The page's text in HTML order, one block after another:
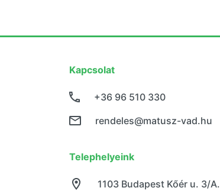
Kapcsolat
+36 96 510 330
rendeles@matusz-vad.hu
Telephelyeink
1103 Budapest Kőér u. 3/A.